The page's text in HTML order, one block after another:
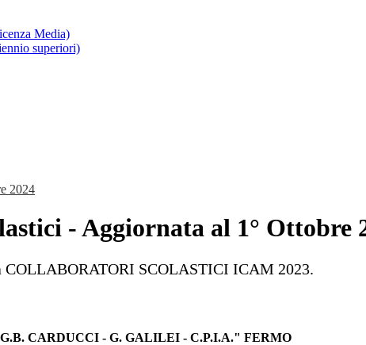
Media)
superiori)
2024
- Aggiornata al 1° Ottobre
COLLABORATORI SCOLASTICI ICAM 2023.
CARDUCCI - G. GALILEI - C.P.I.A." FERMO